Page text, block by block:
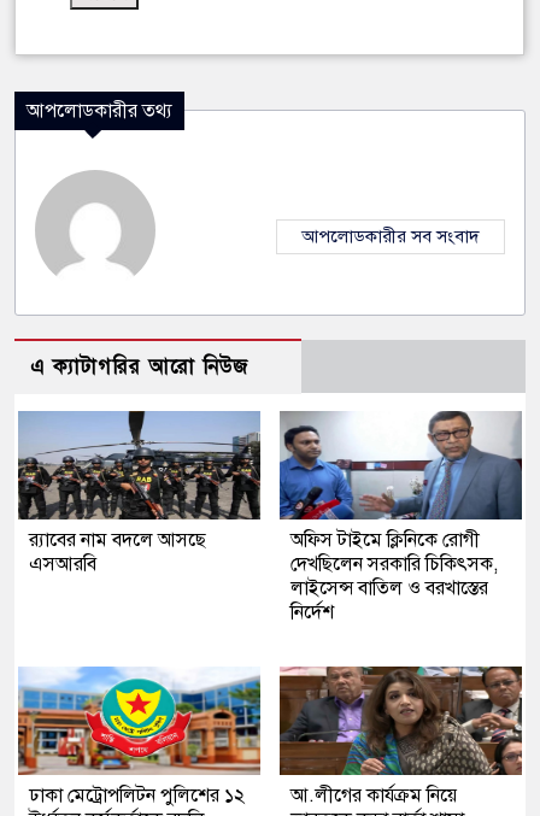
আপলোডকারীর তথ্য
আপলোডকারীর সব সংবাদ
এ ক্যাটাগরির আরো নিউজ
র‍্যাবের নাম বদলে আসছে
এসআরবি
অফিস টাইমে ক্লিনিকে রোগী
দেখছিলেন সরকারি চিকিৎসক,
লাইসেন্স বাতিল ও বরখাস্তের
নির্দেশ
ঢাকা মেট্রোপলিটন পুলিশের ১২
আ.লীগের কার্যক্রম নিয়ে